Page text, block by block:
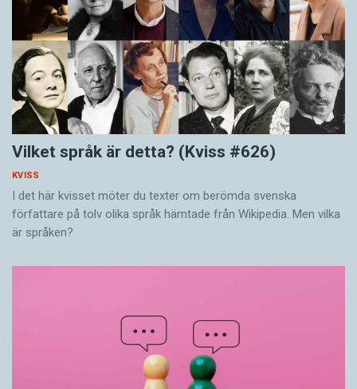
Vilket språk är detta? (Kviss #626)
KVISS
I det här kvisset möter du texter om berömda svenska
författare på tolv olika språk hämtade från Wikipedia. Men vilka
är språken?